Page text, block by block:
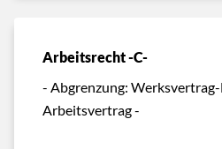
Arbeitsrecht -C-
- Abgrenzung:
Arbeitsvertrag -